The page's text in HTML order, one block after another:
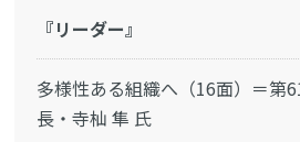
『リーダー』
多様性ある組織へ（16面）＝第
長・寺杣 隼 氏